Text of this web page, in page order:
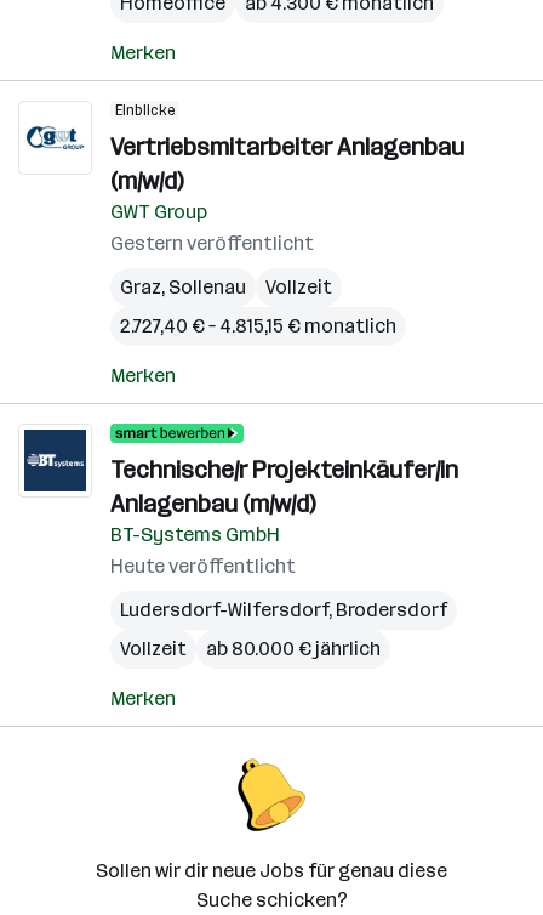
Merken
Einblicke
Vertriebsmitarbeiter Anlagenbau
(m/w/d)
GWT Group
Gestern veröffentlicht
Graz, Sollenau
Vollzeit
2.727,40 € – 4.815,15 € monatlich
Merken
Technische/r Projekteinkäufer/in
Anlagenbau (m/w/d)
BT-Systems GmbH
Heute veröffentlicht
Ludersdorf-Wilfersdorf, Brodersdorf
Vollzeit
ab 80.000 € jährlich
Merken
Sollen wir dir neue Jobs für genau diese
Suche schicken?